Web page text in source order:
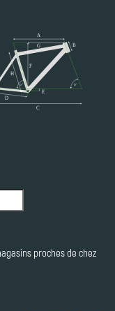
proches de chez